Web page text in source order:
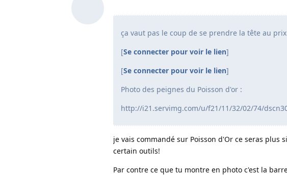
ça vaut pas le coup de se prendre la tête au
[Se connecter pour voir le lien]
[Se connecter pour voir le lien]
Photo des peignes du Poisson d'or :
http://i21.servimg.com/u/f21/11/32/02/74/
je vais commandé sur Poisson d'Or ce seras
certain outils!
Par contre ce que tu montre en photo c'est la